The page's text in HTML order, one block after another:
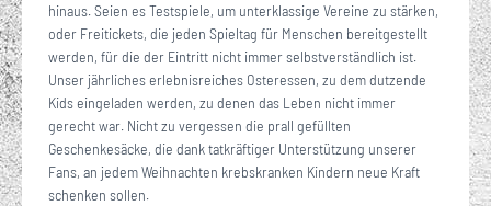
hinaus. Seien es Testspiele, um unterklassige Vereine zu stärken,
oder Freitickets, die jeden Spieltag für Menschen bereitgestellt
werden, für die der Eintritt nicht immer selbstverständlich ist.
Unser jährliches erlebnisreiches Osteressen, zu dem dutzende
Kids eingeladen werden, zu denen das Leben nicht immer
gerecht war. Nicht zu vergessen die prall gefüllten
Geschenkesäcke, die dank tatkräftiger Unterstützung unserer
Fans, an jedem Weihnachten krebskranken Kindern neue Kraft
schenken sollen.